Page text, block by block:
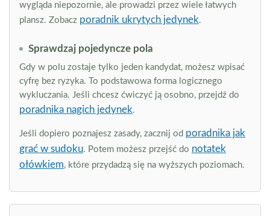
wygląda niepozornie, ale prowadzi przez wiele łatwych
plansz. Zobacz poradnik ukrytych jedynek.
Sprawdzaj pojedyncze pola
Gdy w polu zostaje tylko jeden kandydat, możesz wpisać
cyfrę bez ryzyka. To podstawowa forma logicznego
wykluczania. Jeśli chcesz ćwiczyć ją osobno, przejdź do
poradnika nagich jedynek.
Jeśli dopiero poznajesz zasady, zacznij od poradnika jak
grać w sudoku. Potem możesz przejść do notatek
ołówkiem, które przydadzą się na wyższych poziomach.